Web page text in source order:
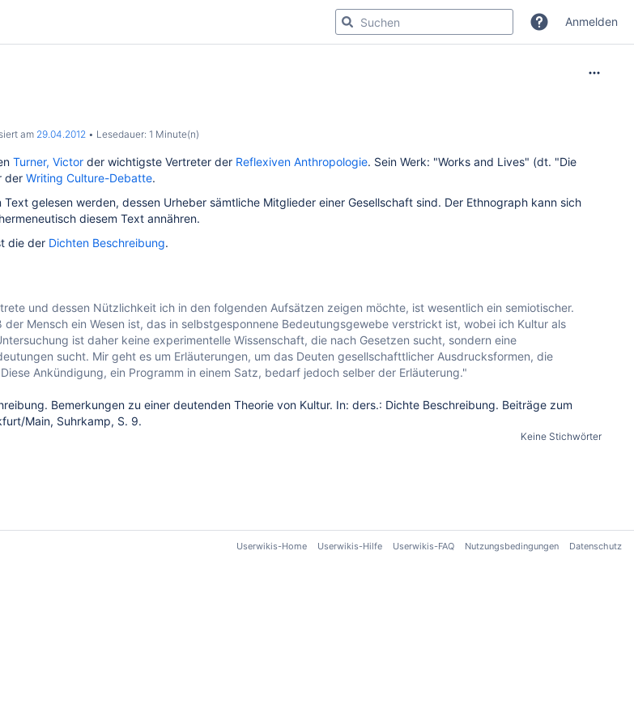
Anmelden
am 29.04.2012 Lesedauer: 1 Minute(n)
Turner, Victor der wichtigste Vertreter der Reflexiven Anthropologie. Sein Werk: "Works and Lives" (dt. "Die
der Writing Culture-Debatte.
gelesen werden, dessen Urheber sämtliche Mitglieder einer Gesellschaft sind. Der Ethnograph kann sich
diesem Text annähren.
die der Dichten Beschreibung.
und dessen Nützlichkeit ich in den folgenden Aufsätzen zeigen möchte, ist wesentlich ein semiotischer.
der Mensch ein Wesen ist, das in selbstgesponnene Bedeutungsgewebe verstrickt ist, wobei ich Kultur als
ist daher keine experimentelle Wissenschaft, die nach Gesetzen sucht, sondern eine
sucht. Mir geht es um Erläuterungen, um das Deuten gesellschafttlicher Ausdrucksformen, die
Ankündigung, ein Programm in einem Satz, bedarf jedoch selber der Erläuterung."
Bemerkungen zu einer deutenden Theorie von Kultur. In: ders.: Dichte Beschreibung. Beiträge zum
Main, Suhrkamp, S. 9.
Keine Stichwörter
Userwikis-Home Userwikis-Hilfe Userwikis-FAQ Nutzungsbedingungen Datenschutz